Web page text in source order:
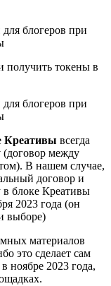
получить токены в
Креативы всегда
(договор между
В нашем случае,
договор и
в блоке Креативы
2023 года (он
выборе)
материалов
это сделает сам
ноябре 2023 года,